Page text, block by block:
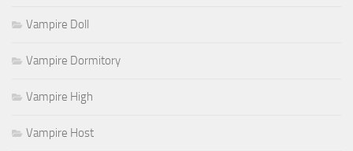
Vampire Doll
Vampire Dormitory
Vampire High
Vampire Host